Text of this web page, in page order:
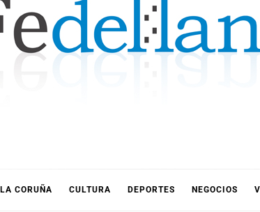
LA CORUÑA CULTURA DEPORTES NEGOCIOS